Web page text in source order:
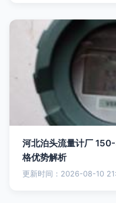
河北泊头流量计厂
格优势解析
更新时间：2026-08-10